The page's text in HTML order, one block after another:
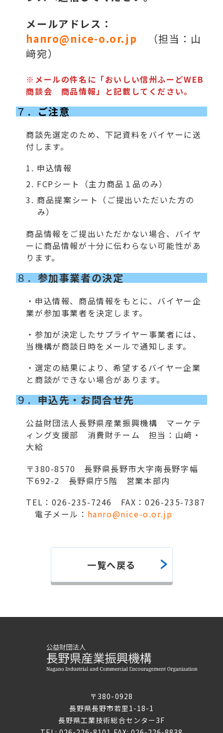
メールアドレス：
hanro@nice-o.or.jp （担当：山
﨑宛）
※メールの件名に「おいしい信州ふーどWEB
商談会 商品情報」と記載してください。
７．ご注意
商談先選定のため、下記資料をバイヤーに送
付します。
申込情報
FCPシート（主力商品１品のみ）
商品提案シート（ご提出いただいた方の
み）
商品情報をご提出いただかない場合、バイヤ
ーに商品情報が十分に伝わらない可能性があ
ります。
８．参加事業者の決定
・申込情報、商品情報をもとに、バイヤー企
業が参加事業者を決定します。
・参加が決定したサプライヤー事業者には、
当機構が商談日時をメールで通知します。
・選定の結果により、希望するバイヤー企業
と商談ができない場合があります。
９．申込先・お問合せ先
公益財団法人長野県産業振興機構 マーケテ
ィング支援部 消費財チーム 担当：山﨑・
大給
〒380-8570 長野県長野市大字南長野字幅
下692-2 長野県庁5階 営業本部内
TEL：026-235-7246 FAX：026-235-7387
電子メール： hanro@nice-o.or.jp
一覧へ戻る
〒380-0928
長野県長野市若里1-18-1
長野県工業技術総合センター3F